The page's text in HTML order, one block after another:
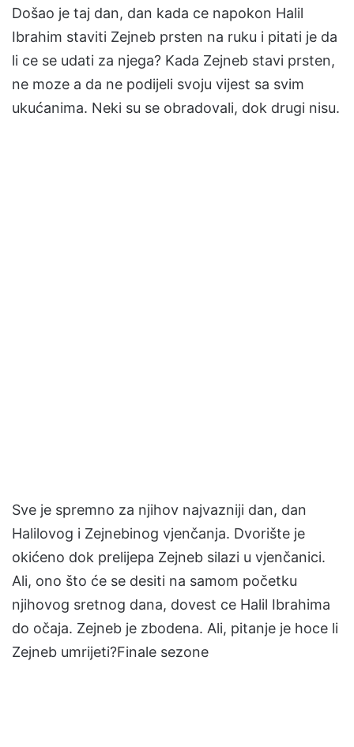
Došao je taj dan, dan kada ce napokon Halil
Ibrahim staviti Zejneb prsten na ruku i pitati je da
li ce se udati za njega? Kada Zejneb stavi prsten,
ne moze a da ne podijeli svoju vijest sa svim
ukućanima. Neki su se obradovali, dok drugi nisu.
Sve je spremno za njihov najvazniji dan, dan
Halilovog i Zejnebinog vjenčanja. Dvorište je
okićeno dok prelijepa Zejneb silazi u vjenčanici.
Ali, ono što će se desiti na samom početku
njihovog sretnog dana, dovest ce Halil Ibrahima
do očaja. Zejneb je zbodena. Ali, pitanje je hoce li
Zejneb umrijeti?Finale sezone